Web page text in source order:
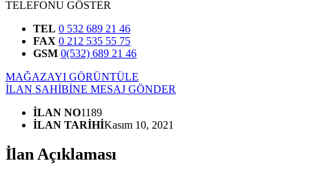
TELEFONU GÖSTER
TEL 0 532 689 21 46
FAX 0 212 535 55 75
GSM 0(532) 689 21 46
MAĞAZAYI GÖRÜNTÜLE
İLAN SAHİBİNE MESAJ GÖNDER
İLAN NO1189
İLAN TARİHİKasım 10, 2021
İlan Açıklaması